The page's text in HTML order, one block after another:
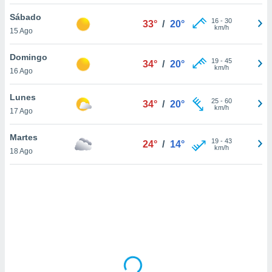
de
sitio
de que
sean
para
ni para
Sábado
15 Ago
33° / 20° 16- 30
km/h
Domingo
16 Ago
34° / 20° 19- 45
km/h
Lunes
17 Ago
34° / 20° 25- 60
km/h
Martes
18 Ago
24° / 14° 19- 43
km/h